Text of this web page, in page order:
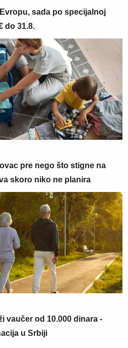
sada po specijalnoj
do 31.8.
pre nego što stigne na
skoro niko ne planira
vaučer od 10.000 dinara -
u Srbiji